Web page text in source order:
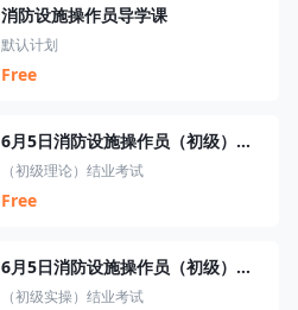
消防设施操作员导学课
默认计划
Free
6月5日消防设施操作员（初级）结业考试
（初级理论）结业考试
Free
6月5日消防设施操作员（初级）实操结业考试
（初级实操）结业考试